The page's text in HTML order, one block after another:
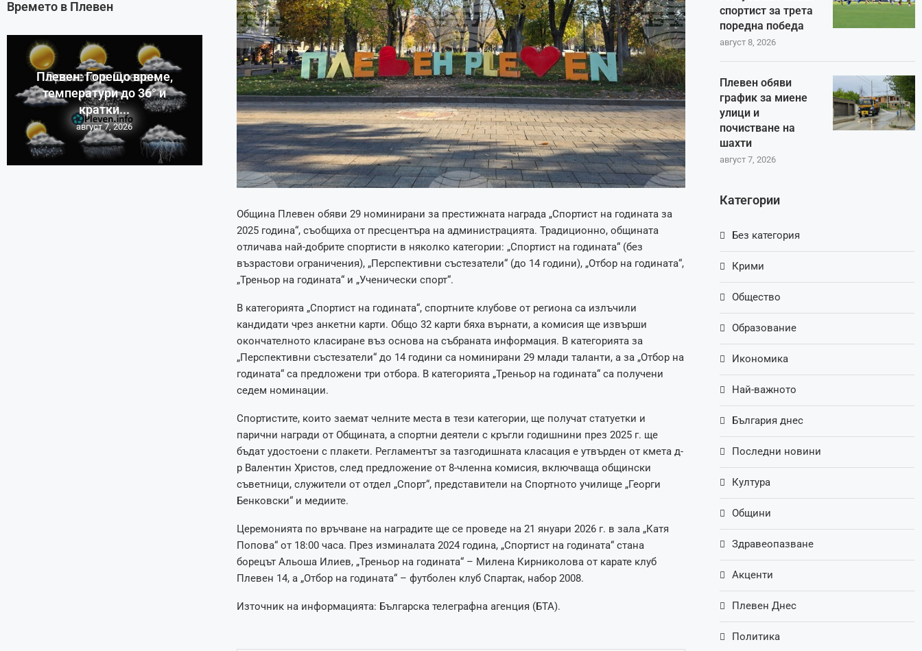
Община Плевен обяви 29 номинирани за престижната награда „Спортист на годината за
2025 година“, съобщиха от пресцентъра на администрацията. Традиционно, общината
отличава най-добрите спортисти в няколко категории: „Спортист на годината“ (без
възрастови ограничения), „Перспективни състезатели“ (до 14 години), „Отбор на годината“,
„Треньор на годината“ и „Ученически спорт“.
В категорията „Спортист на годината“, спортните клубове от региона са излъчили
кандидати чрез анкетни карти. Общо 32 карти бяха върнати, а комисия ще извърши
окончателното класиране въз основа на събраната информация. В категорията за
„Перспективни състезатели“ до 14 години са номинирани 29 млади таланти, а за „Отбор на
годината“ са предложени три отбора. В категорията „Треньор на годината“ са получени
седем номинации.
Спортистите, които заемат челните места в тези категории, ще получат статуетки и
парични награди от Общината, а спортни деятели с кръгли годишнини през 2025 г. ще
бъдат удостоени с плакети. Регламентът за тазгодишната класация е утвърден от кмета д-
р Валентин Христов, след предложение от 8-членна комисия, включваща общински
съветници, служители от отдел „Спорт“, представители на Спортното училище „Георги
Бенковски“ и медиите.
Церемонията по връчване на наградите ще се проведе на 21 януари 2026 г. в зала „Катя
Попова“ от 18:00 часа. През изминалата 2024 година, „Спортист на годината“ стана
борецът Альоша Илиев, „Треньор на годината“ – Милена Кирниколова от карате клуб
Плевен 14, а „Отбор на годината“ – футболен клуб Спартак, набор 2008.
Източник на информацията: Българска телеграфна агенция (БТА).
спортист за трета
поредна победа
август 8, 2026
Плевен обяви
график за миене
улици и
почистване на
шахти
август 7, 2026
Категории
Без категория
Крими
Общество
Образование
Икономика
Най-важното
България днес
Последни новини
Култура
Общини
Здравеопазване
Акценти
Плевен Днес
Политика
Времето в Плевен
Плевен: Горещо време,
температури до 36° и
кратки...
август 7, 2026